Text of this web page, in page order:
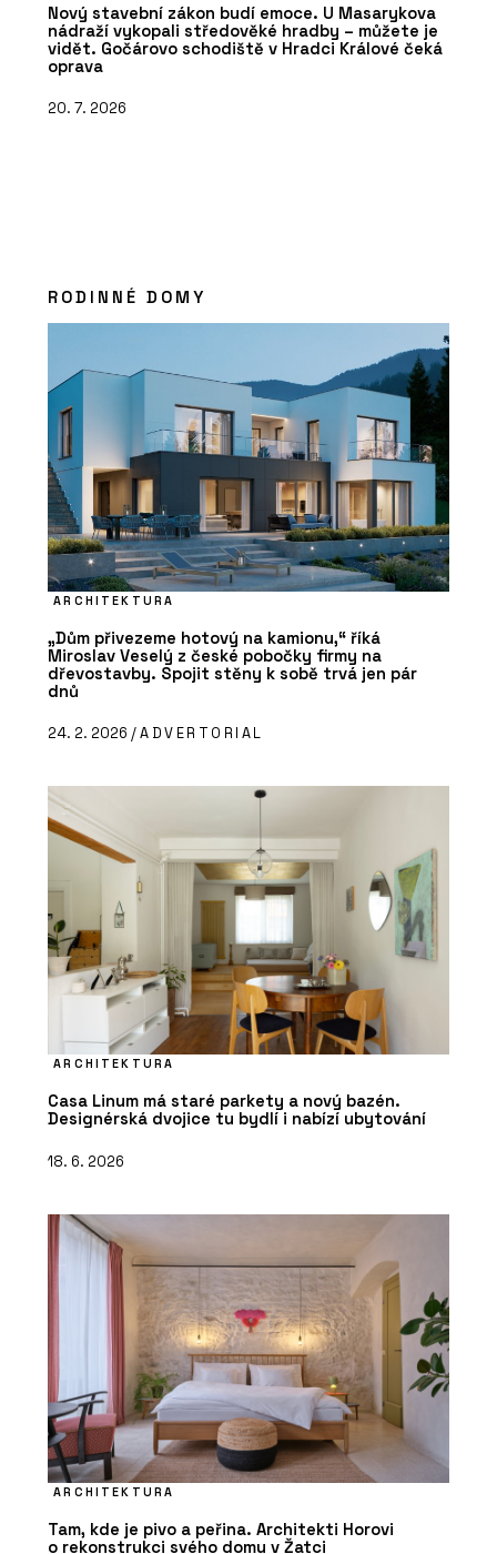
Nový stavební zákon budí emoce. U Masarykova
nádraží vykopali středověké hradby – můžete je
vidět. Gočárovo schodiště v Hradci Králové čeká
oprava
20. 7. 2026
RODINNÉ DOMY
ARCHITEKTURA
„Dům přivezeme hotový na kamionu,“ říká
Miroslav Veselý z české pobočky firmy na
dřevostavby. Spojit stěny k sobě trvá jen pár
dnů
24. 2. 2026 /ADVERTORIAL
ARCHITEKTURA
Casa Linum má staré parkety a nový bazén.
Designérská dvojice tu bydlí i nabízí ubytování
18. 6. 2026
ARCHITEKTURA
Tam, kde je pivo a peřina. Architekti Horovi
o rekonstrukci svého domu v Žatci